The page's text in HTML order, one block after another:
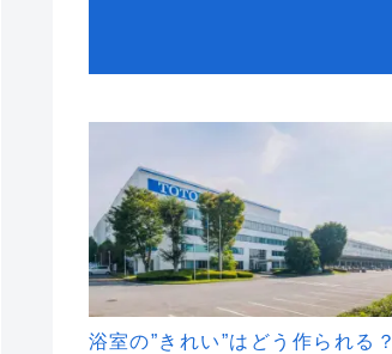
浴室の”きれい”はどう作られる？